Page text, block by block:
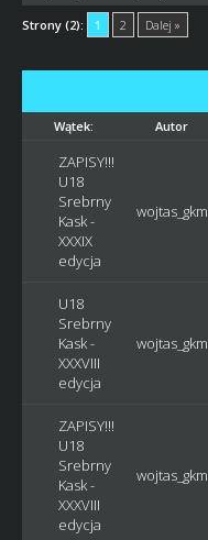
Strony (2): 1 2 Dalej »
Wątek: Autor
ZAPISY!!!
U18
Srebrny
Kask -
XXXIX
edycja
wojtas_gkm
U18
Srebrny
Kask -
XXXVIII
edycja
wojtas_gkm
ZAPISY!!!
U18
Srebrny
Kask -
XXXVIII
edycja
wojtas_gkm